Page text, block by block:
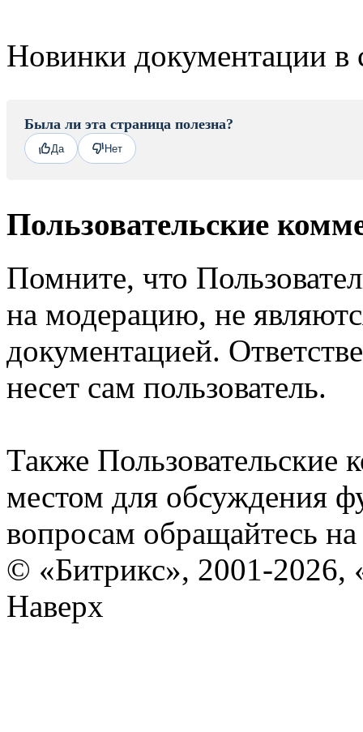
Новинки документации в
Была ли эта страница полезна?
Да Нет
Пользовательские
Помните, что
на модерацию, не
документацией.
несет сам пользователь.
Также Пользовательские
местом для обсуждения
вопросам обращайтесь
© «Битрикс», 2001-2026,
Наверх